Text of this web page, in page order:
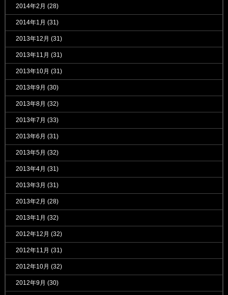
2014年2月 (28)
2014年1月 (31)
2013年12月 (31)
2013年11月 (31)
2013年10月 (31)
2013年9月 (30)
2013年8月 (32)
2013年7月 (33)
2013年6月 (31)
2013年5月 (32)
2013年4月 (31)
2013年3月 (31)
2013年2月 (28)
2013年1月 (32)
2012年12月 (32)
2012年11月 (31)
2012年10月 (32)
2012年9月 (30)